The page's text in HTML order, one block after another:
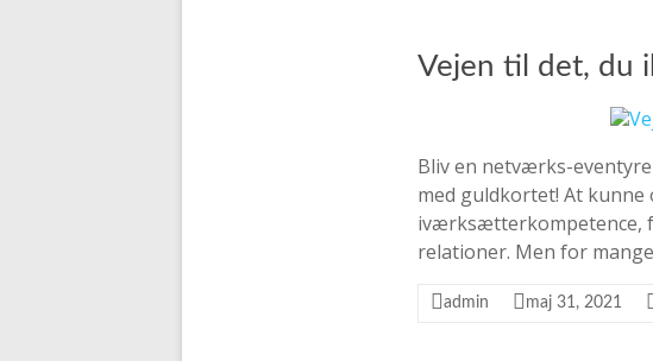
Vejen til det, du
Bliv en netværks-
med guldkortet! At
iværksætterkompetence,
relationer. Men for
admin maj 31, 2021